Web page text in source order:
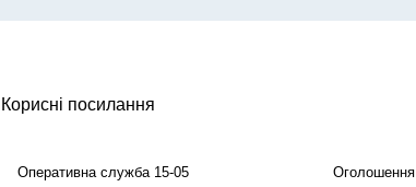
Корисні посилання
Оперативна служба 15-05 Оголошення